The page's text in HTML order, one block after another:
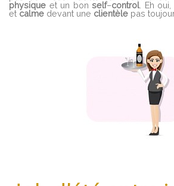
physique et un bon self–control. Eh
et calme devant une clientèle pas